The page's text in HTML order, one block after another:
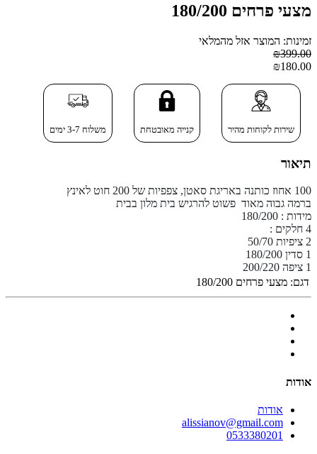
מצעי פרחים 180/200
זמינות: המוצר אזל מהמלאי
₪399.00
₪180.00
שירות לקוחות מהיר קנייה מאובטחת משלוח 3-7 ימים
תיאור
100 אחוז כותנה באריגת סאטן, צפפיות של 200 חוט לאינץ
ברמה גבוה מאוד פשוט להרגיש בית מלון בבית
מידות : 180/200
4 חלקים :
2 ציפיות 50/70
1 סדין 180/200
1 ציפה 200/220
דגם: מצעי פרחים 180/200
אודות
אודות
alissianov@gmail.com
0533380201